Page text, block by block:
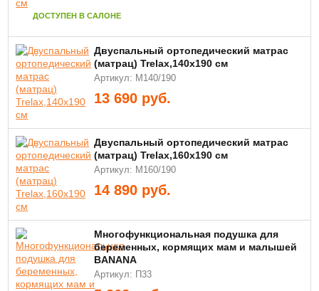
ДОСТУПЕН В САЛОНЕ
Двуспальный ортопедический матрас
(матрац) Trelax,140х190 см
Артикул: М140/190
13 690 руб.
Двуспальный ортопедический матрас
(матрац) Trelax,160х190 см
Артикул: М160/190
14 890 руб.
Многофункциональная подушка для
беременных, кормящих мам и малышей
BANANA
Артикул: П33